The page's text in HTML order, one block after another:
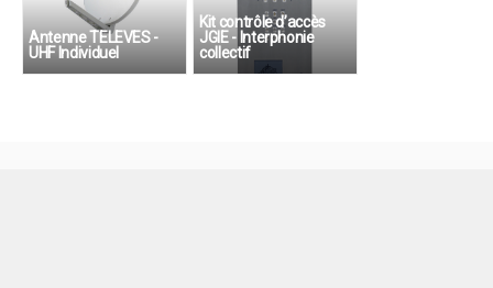
Antenne TELEVES -
UHF Individuel
Kit contrôle d’accès
JGIE - Interphonie
collectif